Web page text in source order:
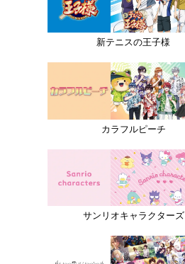
新テニスの王子様
カラフルピーチ
サンリオキャラクターズ